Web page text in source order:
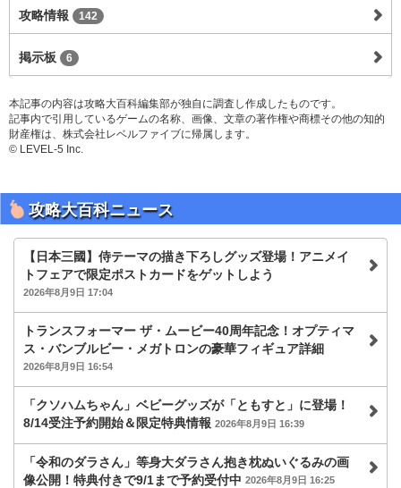
攻略情報 142
掲示板 6
本記事の内容は攻略大百科編集部が独自に調査し作成したものです。
記事内で引用しているゲームの名称、画像、文章の著作権や商標その他の知的
財産権は、株式会社レベルファイブに帰属します。
© LEVEL-5 Inc.
攻略大百科ニュース
【日本三國】侍テーマの描き下ろしグッズ登場！アニメイ
トフェアで限定ポストカードをゲットしよう
2026年8月9日 17:04
トランスフォーマー ザ・ムービー40周年記念！オプティマ
ス・バンブルビー・メガトロンの豪華フィギュア詳細
2026年8月9日 16:54
「クソハムちゃん」ベビーグッズが「ともすと」に登場！
8/14受注予約開始＆限定特典情報 2026年8月9日 16:39
「令和のダラさん」等身大ダラさん抱き枕ぬいぐるみの画
像公開！特典付きで9/1まで予約受付中 2026年8月9日 16:25